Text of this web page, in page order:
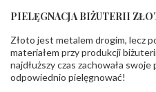
INNE PARAMETRY
Producent
odpowiedzialny:
Łazur sp.j.
Północna
Tel. +48
PIELĘGNACJA BIŻUTERII
Złoto jest metalem drogim, lecz
materiałem przy produkcji
najdłuższy czas zachowała swoje
odpowiednio pielęgnować!